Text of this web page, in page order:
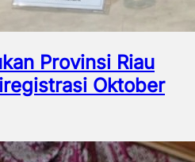
Provinsi Riau
Oktober